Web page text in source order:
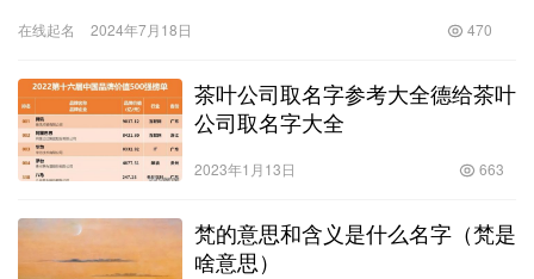
最适合…
在线起名 2024年7月18日 470
茶叶公司取名字参考大全德给茶叶
公司取名字大全
2023年1月13日 663
梵的意思和含义是什么名字（梵是
啥意思）